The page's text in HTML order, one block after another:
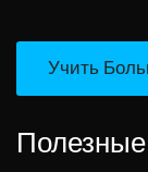
Учить